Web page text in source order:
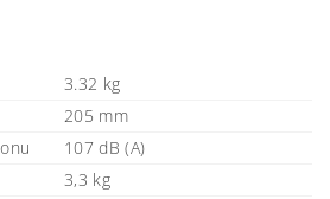
3.32 kg
205 mm
107 dB (A)
3,3 kg